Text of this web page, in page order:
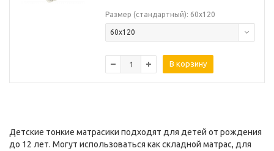
Размер (стандартный): 60х120
60х120
В корзину
Детские тонкие матрасики подходят для детей от рождения
до 12 лет. Могут использоваться как складной матрас, для